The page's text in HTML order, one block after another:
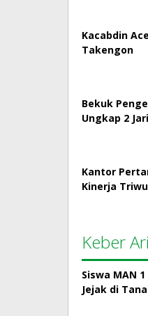
Kacabdin
Takengon
Bekuk
Ungkap 2
Kantor
Kinerja
Keber
Siswa MAN
Jejak di